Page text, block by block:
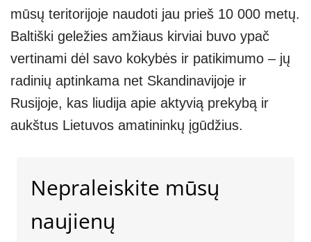
mūsų teritorijoje naudoti jau prieš 10 000 metų.
Baltiški geležies amžiaus kirviai buvo ypač
vertinami dėl savo kokybės ir patikimumo – jų
radinių aptinkama net Skandinavijoje ir
Rusijoje, kas liudija apie aktyvią prekybą ir
aukštus Lietuvos amatininkų įgūdžius.
Nepraleiskite mūsų
naujienų